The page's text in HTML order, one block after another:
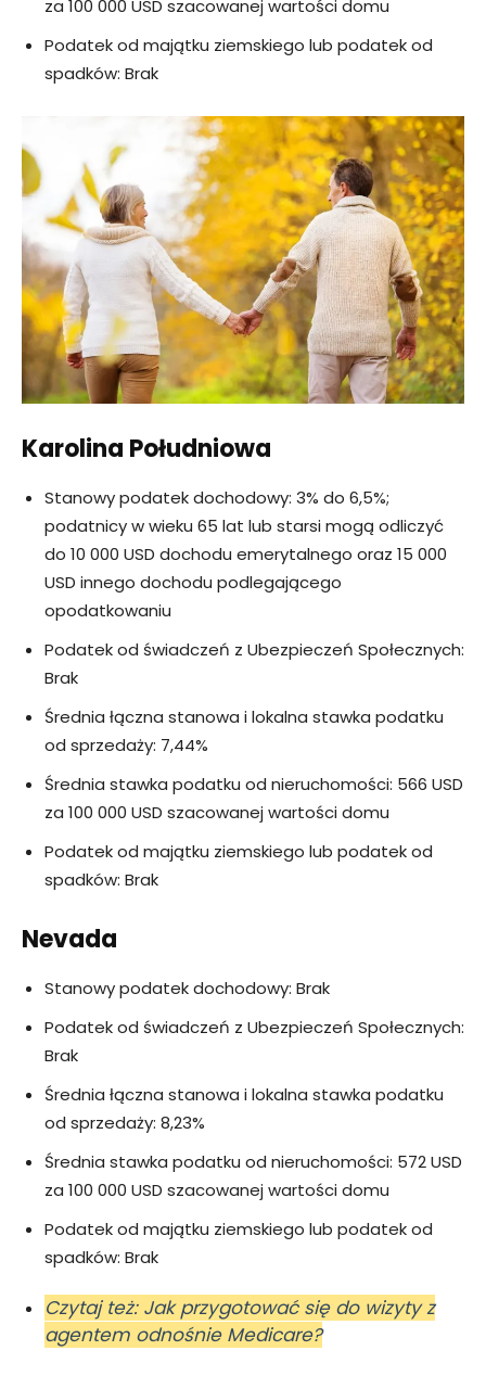
za 100 000 USD szacowanej wartości domu
Podatek od majątku ziemskiego lub podatek od
spadków: Brak
Karolina Południowa
Stanowy podatek dochodowy: 3% do 6,5%;
podatnicy w wieku 65 lat lub starsi mogą odliczyć
do 10 000 USD dochodu emerytalnego oraz 15 000
USD innego dochodu podlegającego
opodatkowaniu
Podatek od świadczeń z Ubezpieczeń Społecznych:
Brak
Średnia łączna stanowa i lokalna stawka podatku
od sprzedaży: 7,44%
Średnia stawka podatku od nieruchomości: 566 USD
za 100 000 USD szacowanej wartości domu
Podatek od majątku ziemskiego lub podatek od
spadków: Brak
Nevada
Stanowy podatek dochodowy: Brak
Podatek od świadczeń z Ubezpieczeń Społecznych:
Brak
Średnia łączna stanowa i lokalna stawka podatku
od sprzedaży: 8,23%
Średnia stawka podatku od nieruchomości: 572 USD
za 100 000 USD szacowanej wartości domu
Podatek od majątku ziemskiego lub podatek od
spadków: Brak
Czytaj też: Jak przygotować się do wizyty z
agentem odnośnie Medicare?